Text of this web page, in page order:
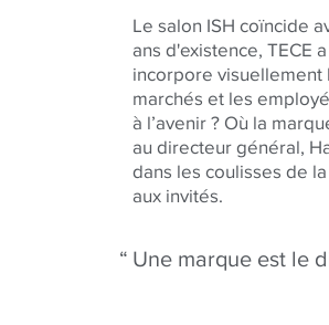
Le salon ISH coïncide
ans d'existence, TECE
incorpore visuellement
marchés et les
à l’avenir ? Où la
au directeur général,
dans les coulisses de
aux invités.
Une marque est le